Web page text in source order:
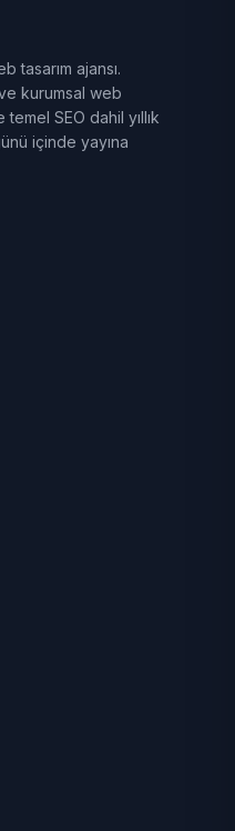
tasarım ajansı.
kurumsal web
temel SEO dahil yıllık
içinde yayına